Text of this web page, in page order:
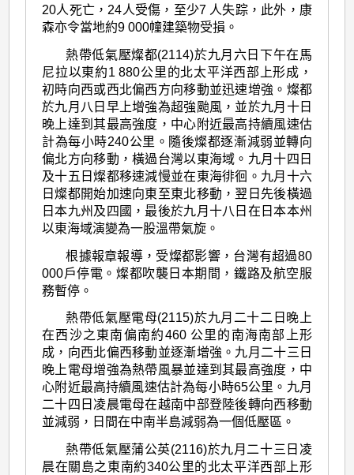
20人死亡，24人受傷，至少7 人失踪，此外，康
森亦令當地約9 000幢建築物受損。
熱帶低氣壓燦都(2114)於九月六日下午在馬
尼拉以東約1 880公里的北太平洋西部上形成，
初時向西或西北偏西方向移動並迅速增強。燦都
於九月八日早上增強為超強颱風，並於九月十日
晚上達到其最高強度，中心附近最高持續風速估
計為每小時240公里。隨後燦都逐漸減弱並轉向
偏北方向移動，橫過台灣以東海域。九月十四日
及十五日燦都移速減慢並在東海徘徊。九月十六
日燦都開始加速向東至東北移動，翌日先後橫過
日本九州及四國，最後於九月十八日在日本本州
以東海域演變為一股溫帶氣旋。
根據報章報導，受燦都影響，台灣有超過80
000戶停電。燦都吹襲日本期間，鐵路及航空服
務暫停。
熱帶低氣壓電母(2115)於九月二十二日晚上
在西沙之東南偏南約460 公里的南海南部上形
成，向西北偏西移動並逐漸增強。九月二十三日
晚上電母增強為熱帶風暴並達到其最高強度，中
心附近最高持續風速估計為每小時65公里。九月
二十四日凌晨電母在越南中部登陸後轉向西移動
並減弱，日間在中南半島減弱為一個低壓區。
熱帶低氣壓蒲公英(2116)於九月二十三日凌
晨在關島之東南約340公里的北太平洋西部上形